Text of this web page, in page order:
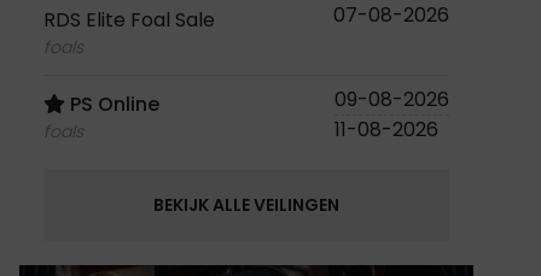
RDS Elite Foal Sale
foals
07-08-2026
PS Online
foals
09-08-2026
11-08-2026
BEKIJK ALLE VEILINGEN